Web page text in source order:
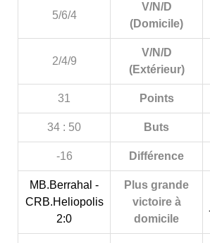
5/6/4
V/N/D
(Domicile)
2/4/9
V/N/D
(Extérieur)
31 Points
34 : 50 Buts
-16 Différence
MB.Berrahal -
CRB.Heliopolis
2:0
Plus grande
victoire à
domicile